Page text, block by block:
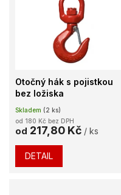
Otočný hák s pojistkou
bez ložiska
Skladem (2 ks)
od 180 Kč bez DPH
od 217,80 Kč / ks
DETAIL